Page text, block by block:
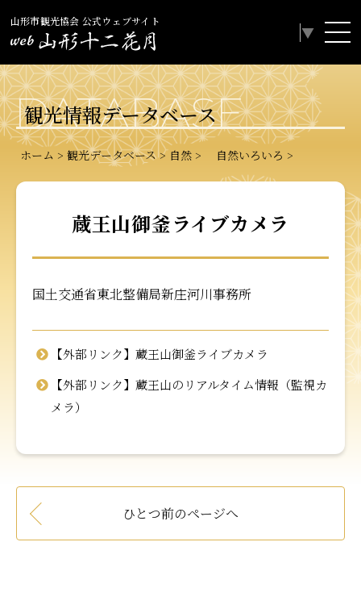
山形市観光協会 公式ウェブサイト
▼
観光情報データベース
DATABASE
ホーム 観光データベース 自然 自然いろいろ
蔵王山御釜ライブカメラ
国土交通省東北整備局新庄河川事務所
【外部リンク】蔵王山御釜ライブカメラ
【外部リンク】蔵王山のリアルタイム情報（監視カ
メラ）
ひとつ前のページへ